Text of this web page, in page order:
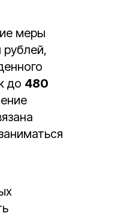
меры
рублей,
до 480